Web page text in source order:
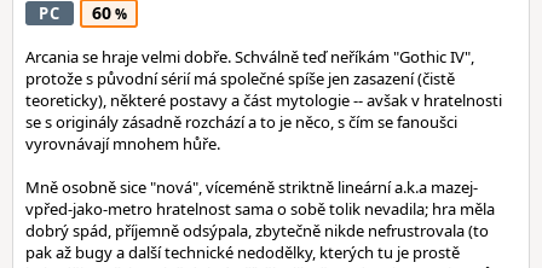
PC 60
Arcania se hraje velmi dobře. Schválně teď neříkám "Gothic IV",
protože s původní sérií má společné spíše jen zasazení (čistě
teoreticky), některé postavy a část mytologie -- avšak v hratelnosti
se s originály zásadně rozchází a to je něco, s čím se fanoušci
vyrovnávají mnohem hůře.
Mně osobně sice "nová", víceméně striktně lineární a.k.a mazej-
vpřed-jako-metro hratelnost sama o sobě tolik nevadila; hra měla
dobrý spád, příjemně odsýpala, zbytečně nikde nefrustrovala (to
pak až bugy a další technické nedodělky, kterých tu je prostě